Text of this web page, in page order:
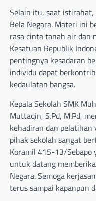
Selain itu, saat
Bela Negara. Materi ini
rasa cinta tanah air dan
Kesatuan Republik
pentingnya kesadaran
individu dapat
kedaulatan bangsa.
Kepala Sekolah SMK
Muttaqin, S.Pd, M.Pd,
kehadiran dan pelatihan
pihak sekolah sangat
Koramil 415-13/Sebapo
untuk datang
Negara. Semoga
terus sampai kapanpun